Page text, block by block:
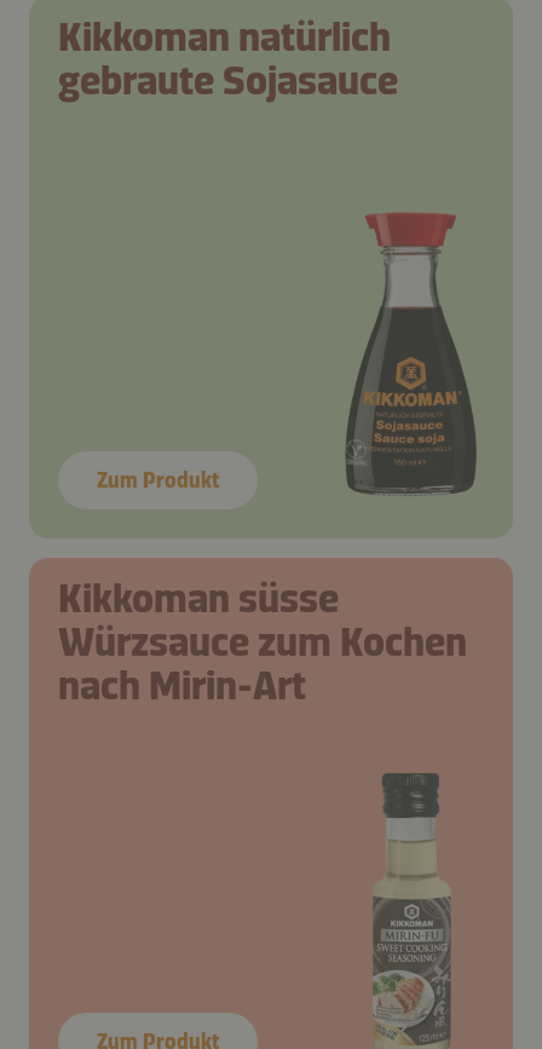
Kikkoman natürlich
gebraute Sojasauce
Zum Produkt
Kikkoman süsse
Würzsauce zum Kochen
nach Mirin-Art
Zum Produkt